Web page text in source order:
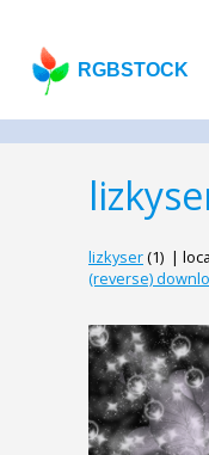
RGBSTOCK
lizkyser(1) |
(reverse)